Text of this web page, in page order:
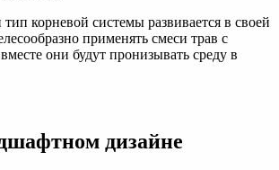
корневой системы развивается в своей
применять смеси трав с
они будут пронизывать среду в
дизайне